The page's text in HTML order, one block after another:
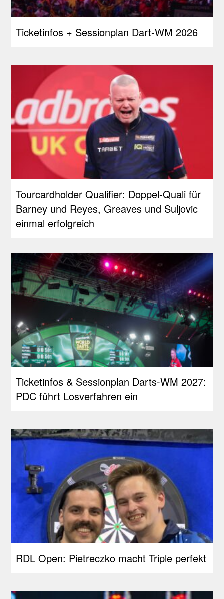
Ticketinfos + Sessionplan Dart-WM 2026
Tourcardholder Qualifier: Doppel-Quali für
Barney und Reyes, Greaves und Suljovic
einmal erfolgreich
Ticketinfos & Sessionplan Darts-WM 2027:
PDC führt Losverfahren ein
RDL Open: Pietreczko macht Triple perfekt